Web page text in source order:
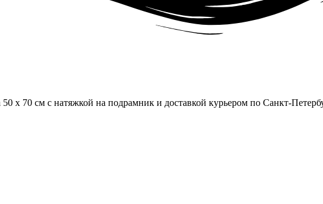
x 70 см с натяжкой на подрамник и доставкой курьером по Санкт-